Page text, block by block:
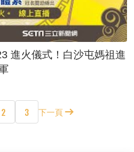
進火儀式！白沙屯媽祖進
2 3 下一頁